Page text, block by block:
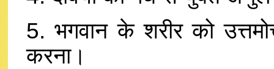
5. भगवान के शरीर को
करना।